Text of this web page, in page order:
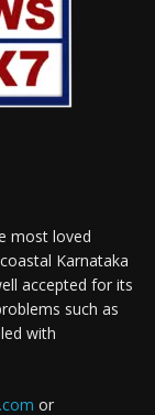
most loved
Karnataka
accepted for its
such as
with
or